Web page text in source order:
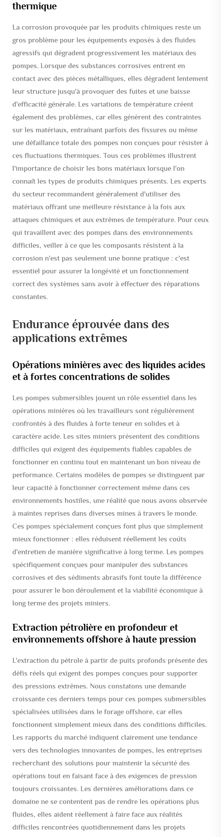
thermique
La corrosion provoquée par les produits chimiques reste un
gros problème pour les équipements exposés à des fluides
agressifs qui dégradent progressivement les matériaux des
pompes. Lorsque des substances corrosives entrent en
contact avec des pièces métalliques, elles dégradent lentement
leur structure jusqu'à provoquer des fuites et une baisse
d'efficacité générale. Les variations de température créent
également des problèmes, car elles génèrent des contraintes
sur les matériaux, entraînant parfois des fissures ou même
une défaillance totale des pompes non conçues pour résister à
ces fluctuations thermiques. Tous ces problèmes illustrent
l'importance de choisir les bons matériaux lorsque l'on
connaît les types de produits chimiques présents. Les experts
du secteur recommandent généralement d'utiliser des
matériaux offrant une meilleure résistance à la fois aux
attaques chimiques et aux extrêmes de température. Pour ceux
qui travaillent avec des pompes dans des environnements
difficiles, veiller à ce que les composants résistent à la
corrosion n'est pas seulement une bonne pratique : c'est
essentiel pour assurer la longévité et un fonctionnement
correct des systèmes sans avoir à effectuer des réparations
constantes.
Endurance éprouvée dans des
applications extrêmes
Opérations minières avec des liquides acides
et à fortes concentrations de solides
Les pompes submersibles jouent un rôle essentiel dans les
opérations minières où les travailleurs sont régulièrement
confrontés à des fluides à forte teneur en solides et à
caractère acide. Les sites miniers présentent des conditions
difficiles qui exigent des équipements fiables capables de
fonctionner en continu tout en maintenant un bon niveau de
performance. Certains modèles de pompes se distinguent par
leur capacité à fonctionner correctement même dans ces
environnements hostiles, une réalité que nous avons observée
à maintes reprises dans diverses mines à travers le monde.
Ces pompes spécialement conçues font plus que simplement
mieux fonctionner : elles réduisent réellement les coûts
d'entretien de manière significative à long terme. Les pompes
spécifiquement conçues pour manipuler des substances
corrosives et des sédiments abrasifs font toute la différence
pour assurer le bon déroulement et la viabilité économique à
long terme des projets miniers.
Extraction pétrolière en profondeur et
environnements offshore à haute pression
L'extraction du pétrole à partir de puits profonds présente des
défis réels qui exigent des pompes conçues pour supporter
des pressions extrêmes. Nous constatons une demande
croissante ces derniers temps pour ces pompes submersibles
spécialisées utilisées dans le forage offshore, car elles
fonctionnent simplement mieux dans des conditions difficiles.
Les rapports du marché indiquent clairement une tendance
vers des technologies innovantes de pompes, les entreprises
recherchant des solutions pour maintenir la sécurité des
opérations tout en faisant face à des exigences de pression
toujours croissantes. Les dernières améliorations dans ce
domaine ne se contentent pas de rendre les opérations plus
fluides, elles aident réellement à faire face aux réalités
difficiles rencontrées quotidiennement dans les projets